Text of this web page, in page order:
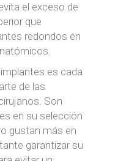
el exceso de
que
redondos en
es cada
de las
Son
en su selección
gustan más en
garantizar su